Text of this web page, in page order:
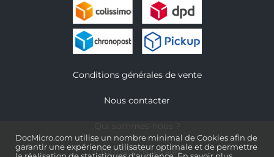
DocMicro.com utilise un nombre minimal de Cookies afin de
garantir une expérience utilisateur optimale et de permettre
Conditions générales de vente
Nous contacter
Informations légales